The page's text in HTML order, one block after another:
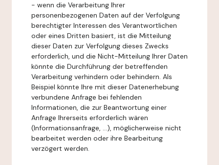
- wenn die Verarbeitung Ihrer
personenbezogenen Daten auf der Verfolgung
berechtigter Interessen des Verantwortlichen
oder eines Dritten basiert, ist die Mitteilung
dieser Daten zur Verfolgung dieses Zwecks
erforderlich, und die Nicht-Mitteilung Ihrer Daten
könnte die Durchführung der betreffenden
Verarbeitung verhindern oder behindern. Als
Beispiel könnte Ihre mit dieser Datenerhebung
verbundene Anfrage bei fehlenden
Informationen, die zur Beantwortung einer
Anfrage Ihrerseits erforderlich wären
(Informationsanfrage, ...), möglicherweise nicht
bearbeitet werden oder ihre Bearbeitung
verzögert werden.